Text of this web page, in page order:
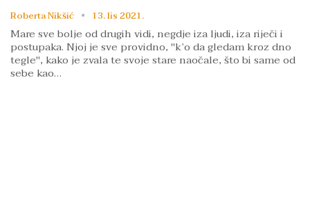
Roberta Nikšić 13. lis 2021.
Mare sve bolje od drugih vidi, negdje iza ljudi, iza riječi i
postupaka. Njoj je sve providno, "k’o da gledam kroz dno
tegle", kako je zvala te svoje stare naočale, što bi same od
sebe kao…